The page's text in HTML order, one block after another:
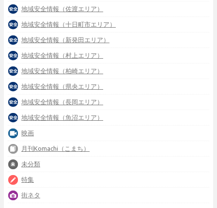
地域安全情報（佐渡エリア）
地域安全情報（十日町市エリア）
地域安全情報（新発田エリア）
地域安全情報（村上エリア）
地域安全情報（柏崎エリア）
地域安全情報（県央エリア）
地域安全情報（長岡エリア）
地域安全情報（魚沼エリア）
映画
月刊Komachi（こまち）
未分類
特集
街ネタ